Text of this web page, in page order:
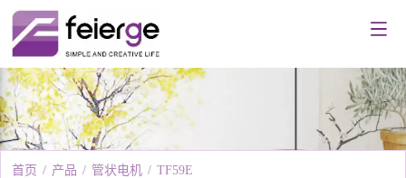
首页 / 产品 / 管状电机 / TF59E